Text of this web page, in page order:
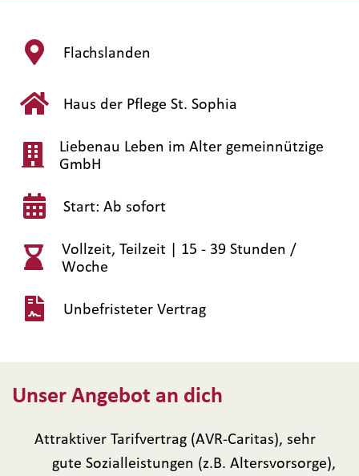
Flachslanden
Haus der Pflege St. Sophia
Liebenau Leben im Alter gemeinnützige
GmbH
Start: Ab sofort
Vollzeit, Teilzeit | 15 - 39 Stunden /
Woche
Unbefristeter Vertrag
Unser Angebot an dich
Attraktiver Tarifvertrag (AVR-Caritas), sehr
gute Sozialleistungen (z.B. Altersvorsorge),